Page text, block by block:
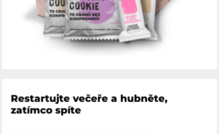
Restartujte večeře a hubněte,
zatímco spíte